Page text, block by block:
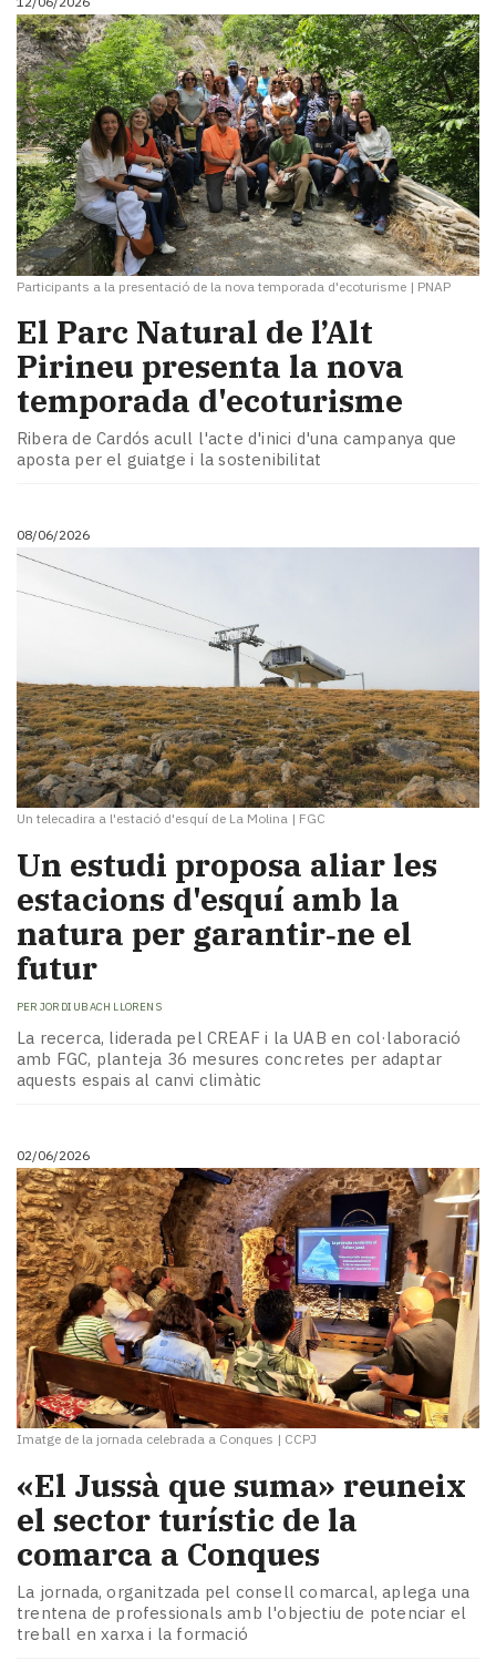
Participants a la presentació de la nova temporada d'ecoturisme | PNAP
El Parc Natural de l’Alt
Pirineu presenta la nova
temporada d'ecoturisme
Ribera de Cardós acull l'acte d'inici d'una campanya que
aposta per el guiatge i la sostenibilitat
08/06/2026
Un telecadira a l'estació d'esquí de La Molina | FGC
Un estudi proposa aliar les
estacions d'esquí amb la
natura per garantir‑ne el
futur
PER JORDI UBACH LLORENS
La recerca, liderada pel CREAF i la UAB en col·laboració
amb FGC, planteja 36 mesures concretes per adaptar
aquests espais al canvi climàtic
02/06/2026
Imatge de la jornada celebrada a Conques | CCPJ
«El Jussà que suma» reuneix
el sector turístic de la
comarca a Conques
La jornada, organitzada pel consell comarcal, aplega una
trentena de professionals amb l'objectiu de potenciar el
treball en xarxa i la formació